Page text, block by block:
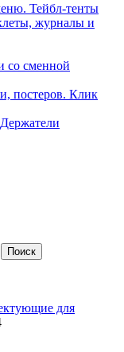
Тейбл-тенты
журналы и
со сменной
постеров. Клик
Поиск
для